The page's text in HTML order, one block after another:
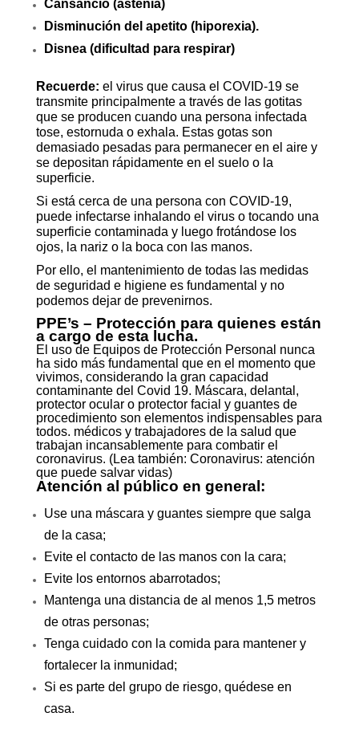
Cansancio (astenia)
Disminución del apetito (hiporexia).
Disnea (dificultad para respirar)
Recuerde: el virus que causa el COVID-19 se
transmite principalmente a través de las gotitas
que se producen cuando una persona infectada
tose, estornuda o exhala. Estas gotas son
demasiado pesadas para permanecer en el aire y
se depositan rápidamente en el suelo o la
superficie.
Si está cerca de una persona con COVID-19,
puede infectarse inhalando el virus o tocando una
superficie contaminada y luego frotándose los
ojos, la nariz o la boca con las manos.
Por ello, el mantenimiento de todas las medidas
de seguridad e higiene es fundamental y no
podemos dejar de prevenirnos.
PPE’s – Protección para quienes están
a cargo de esta lucha.
El uso de Equipos de Protección Personal nunca
ha sido más fundamental que en el momento que
vivimos, considerando la gran capacidad
contaminante del Covid 19. Máscara, delantal,
protector ocular o protector facial y guantes de
procedimiento son elementos indispensables para
todos. médicos y trabajadores de la salud que
trabajan incansablemente para combatir el
coronavirus. (Lea también: Coronavirus: atención
que puede salvar vidas)
Atención al público en general:
Use una máscara y guantes siempre que salga
de la casa;
Evite el contacto de las manos con la cara;
Evite los entornos abarrotados;
Mantenga una distancia de al menos 1,5 metros
de otras personas;
Tenga cuidado con la comida para mantener y
fortalecer la inmunidad;
Si es parte del grupo de riesgo, quédese en
casa.